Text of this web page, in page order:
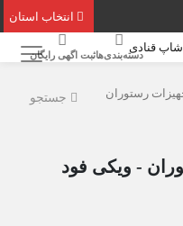
انتخاب استان
دسته‌بندی‌هاثبت اگهی رایگان
جستجو رستوران
- ویکی فود